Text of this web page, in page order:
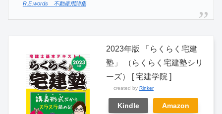
R.E.words 不動産用語集
2023年版 「らくらく宅建
塾」 （らくらく宅建塾シリ
ーズ） [ 宅建学院 ]
created by Rinker
Kindle Amazon